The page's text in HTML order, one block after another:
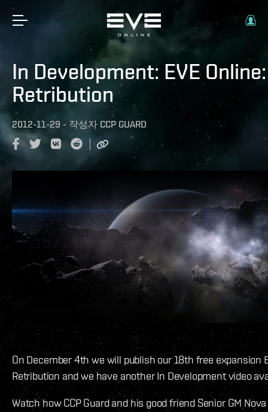
In Development: EVE Online:
Retribution
2012-11-29 - 작성자 CCP GUARD
On December 4th we will publish our 18th free expansion
Retribution and we have another In Development video
Watch how CCP Guard and his good friend Senior GM